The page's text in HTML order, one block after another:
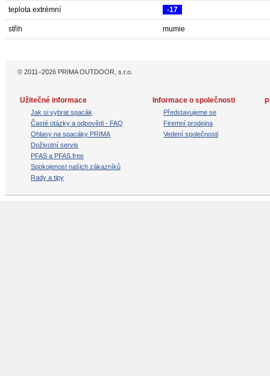
teplota extrémní -17
střih mumie
© 2011–2026 PRIMA OUTDOOR, s.r.o.
Užitečné informace
Jak si vybrat spacák
Časté otázky a odpovědi - FAQ
Ohlasy na spacáky PRIMA
Doživotní servis
PFAS a PFAS free
Spokojenost našich zákazníků
Rady a tipy
Informace o společnosti
Představujeme se
Firemní prodejna
Vedení společnosti